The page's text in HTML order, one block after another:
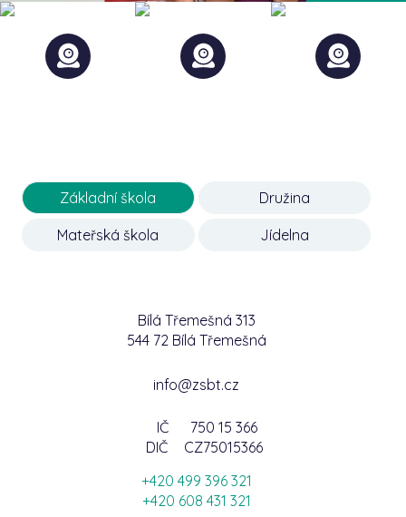
Základní škola Družina
Mateřská škola Jídelna
Bílá Třemešná 313
544 72 Bílá Třemešná
info@zsbt.cz
IČ
750 15 366
DIČ
CZ75015366
+420 499 396 321
+420 608 431 321